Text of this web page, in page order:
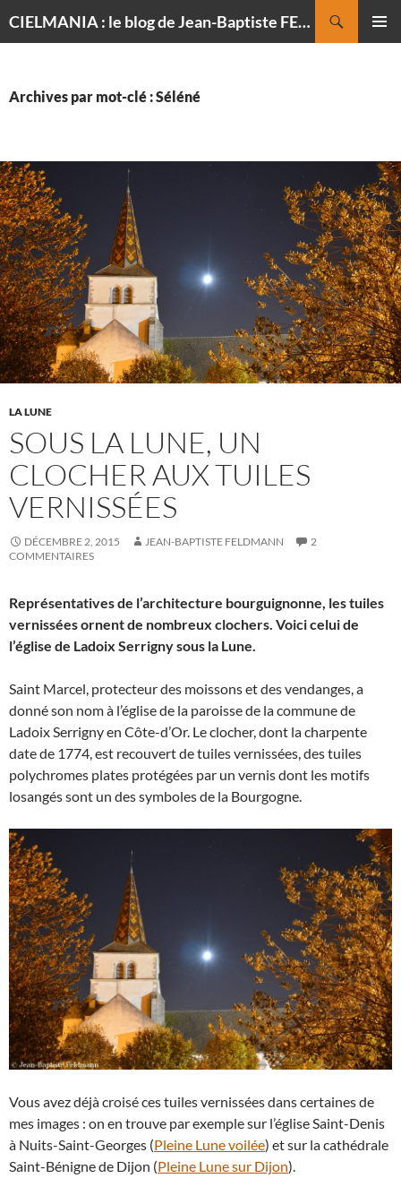
CIELMANIA : le blog de Jean-Baptiste FELDMANN, photographe du ciel
Archives par mot-clé : Séléné
LA LUNE
SOUS LA LUNE, UN
CLOCHER AUX TUILES
VERNISSÉES
DÉCEMBRE 2, 2015 JEAN-BAPTISTE FELDMANN
2
COMMENTAIRES
Représentatives de l’architecture bourguignonne, les tuiles
vernissées ornent de nombreux clochers. Voici celui de
l’église de Ladoix Serrigny sous la Lune.
Saint Marcel, protecteur des moissons et des vendanges, a
donné son nom à l’église de la paroisse de la commune de
Ladoix Serrigny en Côte-d’Or. Le clocher, dont la charpente
date de 1774, est recouvert de tuiles vernissées, des tuiles
polychromes plates protégées par un vernis dont les motifs
losangés sont un des symboles de la Bourgogne.
Vous avez déjà croisé ces tuiles vernissées dans certaines de
mes images : on en trouve par exemple sur l’église Saint-Denis
à Nuits-Saint-Georges (Pleine Lune voilée) et sur la cathédrale
Saint-Bénigne de Dijon (Pleine Lune sur Dijon).